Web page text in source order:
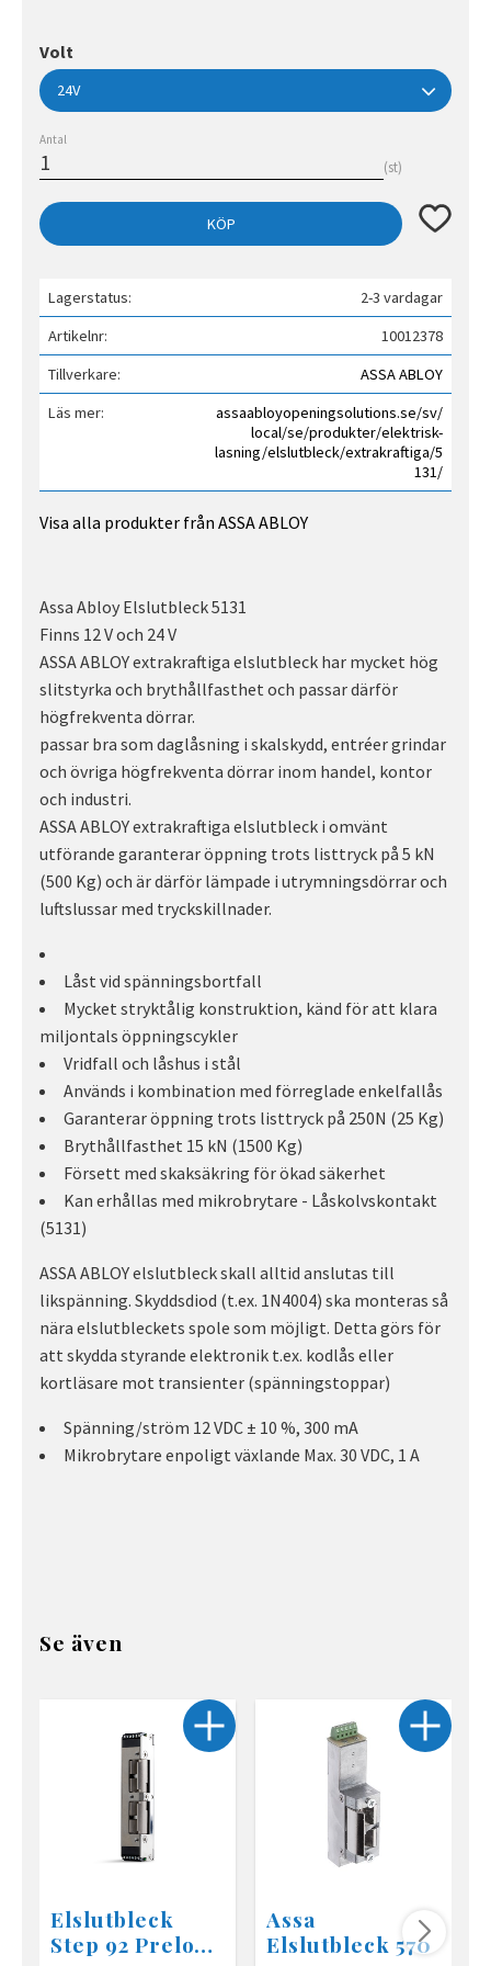
Volt
Antal
st
KÖP Lägg till
Lagerstatus
2-3 vardagar
Artikelnr
10012378
Tillverkare
ASSA ABLOY
Läs mer
assaabloyopeningsolutions.se/sv/
local/se/produkter/elektrisk-
lasning/elslutbleck/extrakraftiga/5
131/
Visa alla produkter från ASSA ABLOY
Assa Abloy Elslutbleck 5131
Finns 12 V och 24 V
ASSA ABLOY extrakraftiga elslutbleck har mycket hög
slitstyrka och brythållfasthet och passar därför
högfrekventa dörrar.
passar bra som daglåsning i skalskydd, entréer grindar
och övriga högfrekventa dörrar inom handel, kontor
och industri.
ASSA ABLOY extrakraftiga elslutbleck i omvänt
utförande garanterar öppning trots listtryck på 5 kN
(500 Kg) och är därför lämpade i utrymningsdörrar och
luftslussar med tryckskillnader.
Låst vid spänningsbortfall
Mycket stryktålig konstruktion, känd för att klara
miljontals öppningscykler
Vridfall och låshus i stål
Används i kombination med förreglade enkelfallås
Garanterar öppning trots listtryck på 250N (25 Kg)
Brythållfasthet 15 kN (1500 Kg)
Försett med skaksäkring för ökad säkerhet
Kan erhållas med mikrobrytare - Låskolvskontakt
(5131)
ASSA ABLOY elslutbleck skall alltid anslutas till
likspänning. Skyddsdiod (t.ex. 1N4004) ska monteras så
nära elslutbleckets spole som möjligt. Detta görs för
att skydda styrande elektronik t.ex. kodlås eller
kortläsare mot transienter (spänningstoppar)
Spänning/ström 12 VDC ± 10 %, 300 mA
Mikrobrytare enpoligt växlande Max. 30 VDC, 1 A
Se även
Elslutbleck
Step 92 Preload
Assa
Elslutbleck 570